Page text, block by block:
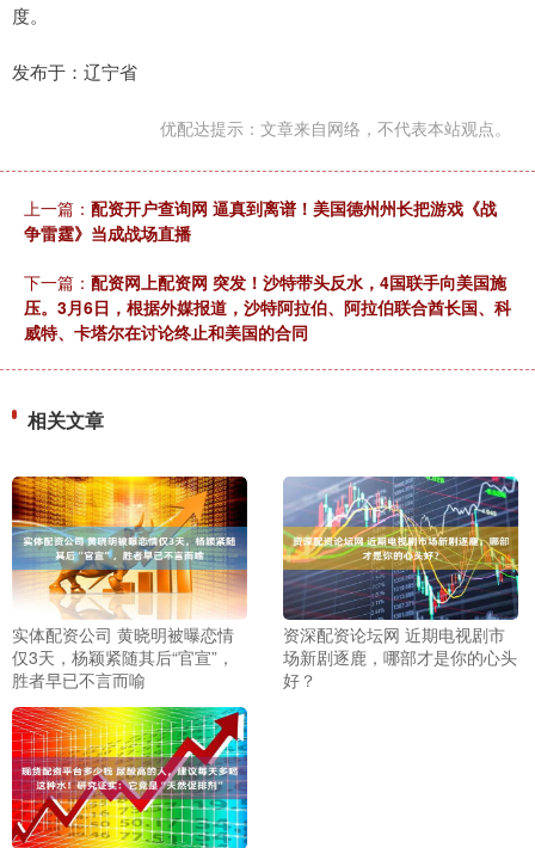
度。
发布于：辽宁省
优配达提示：文章来自网络，不代表本站观点。
上一篇： 配资开户查询网 逼真到离谱！美国德州州长把游戏《战
争雷霆》当成战场直播
下一篇： 配资网上配资网 突发！沙特带头反水，4国联手向美国施
压。3月6日，根据外媒报道，沙特阿拉伯、阿拉伯联合酋长国、科
威特、卡塔尔在讨论终止和美国的合同
相关文章
实体配资公司 黄晓明被曝恋情
仅3天，杨颖紧随其后“官宣”，
胜者早已不言而喻
资深配资论坛网 近期电视剧市
场新剧逐鹿，哪部才是你的心头
好？